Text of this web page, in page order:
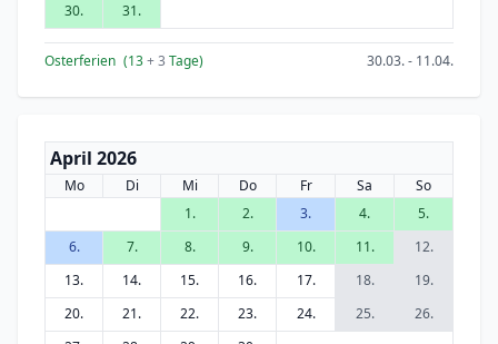
30.
31.
Osterferien (13+ 3 Tage) 30.03. - 11.04.
April 2026
Mo Di Mi Do Fr Sa
So
1.
2. 3. 4.
5.
6.
7. 8. 9. 10. 11.
12.
13.
14. 15. 16. 17. 18.
19.
20.
21. 22. 23. 24. 25.
26.